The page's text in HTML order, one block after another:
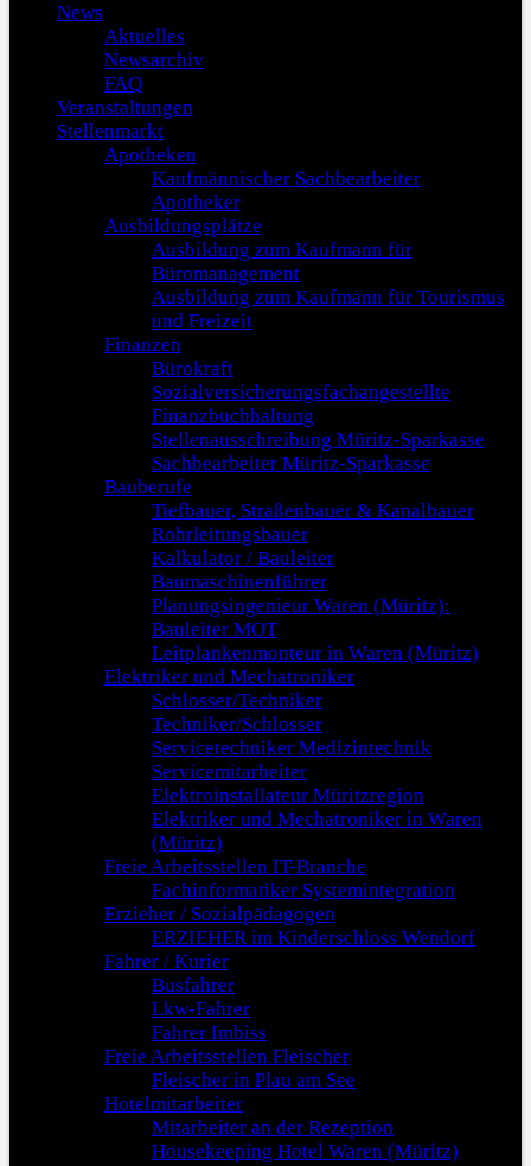
News
Aktuelles
Newsarchiv
FAQ
Veranstaltungen
Stellenmarkt
Apotheken
Kaufmännischer Sachbearbeiter
Apotheker
Ausbildungsplätze
Ausbildung zum Kaufmann für
Büromanagement
Ausbildung zum Kaufmann für Tourismus
und Freizeit
Finanzen
Bürokraft
Sozialversicherungsfachangestellte
Finanzbuchhaltung
Stellenausschreibung Müritz-Sparkasse
Sachbearbeiter Müritz-Sparkasse
Bauberufe
Tiefbauer, Straßenbauer & Kanalbauer
Rohrleitungsbauer
Kalkulator / Bauleiter
Baumaschinenführer
Planungsingenieur Waren (Müritz):
Bauleiter MOT
Leitplankenmonteur in Waren (Müritz)
Elektriker und Mechatroniker
Schlosser/Techniker
Techniker/Schlosser
Servicetechniker Medizintechnik
Servicemitarbeiter
Elektroinstallateur Müritzregion
Elektriker und Mechatroniker in Waren
(Müritz)
Freie Arbeitsstellen IT-Branche
Fachinformatiker Systemintegration
Erzieher / Sozialpädagogen
ERZIEHER im Kinderschloss Wendorf
Fahrer / Kurier
Busfahrer
Lkw-Fahrer
Fahrer Imbiss
Freie Arbeitsstellen Fleischer
Fleischer in Plau am See
Hotelmitarbeiter
Mitarbeiter an der Rezeption
Housekeeping Hotel Waren (Müritz)